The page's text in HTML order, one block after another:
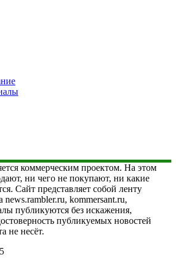
коммерческим проектом. На этом
ни чего не покупают, ни какие
Сайт представляет собой ленту
news.rambler.ru, kommersant.ru,
публикуются без искажения,
публикуемых новостей
не несёт.